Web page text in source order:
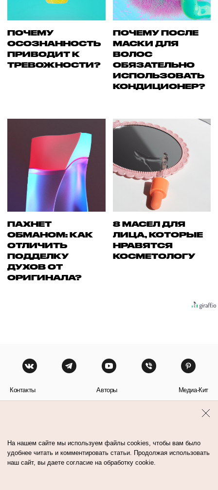
ПОЧЕМУ
ОСОЗНАННОСТЬ
ПРИВОДИТ К
ТРЕВОЖНОСТИ?
ПОЧЕМУ ПОСЛЕ
МАСКИ ДЛЯ
ВОЛОС
ОБЯЗАТЕЛЬНО
ИСПОЛЬЗОВАТЬ
КОНДИЦИОНЕР?
ПАХНЕТ
ОБМАНОМ: КАК
ОТЛИЧИТЬ
ПОДДЕЛКУ
ДУХОВ ОТ
ОРИГИНАЛА?
8 МАСЕЛ ДЛЯ
ЛИЦА, КОТОРЫЕ
НРАВЯТСЯ
КОСМЕТОЛОГУ
Контакты Авторы Медиа-Кит
На нашем сайте мы используем файлы cookies, чтобы вам было
удобнее читать и комментировать статьи. Продолжая использовать
наш сайт, вы даете согласие на обработку cookie.